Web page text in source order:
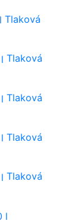
Tlaková
Tlaková
Tlaková
Tlaková
Tlaková